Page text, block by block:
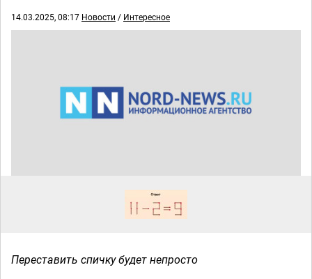
14.03.2025, 08:17 Новости / Интересное
Переставить спичку будет непросто